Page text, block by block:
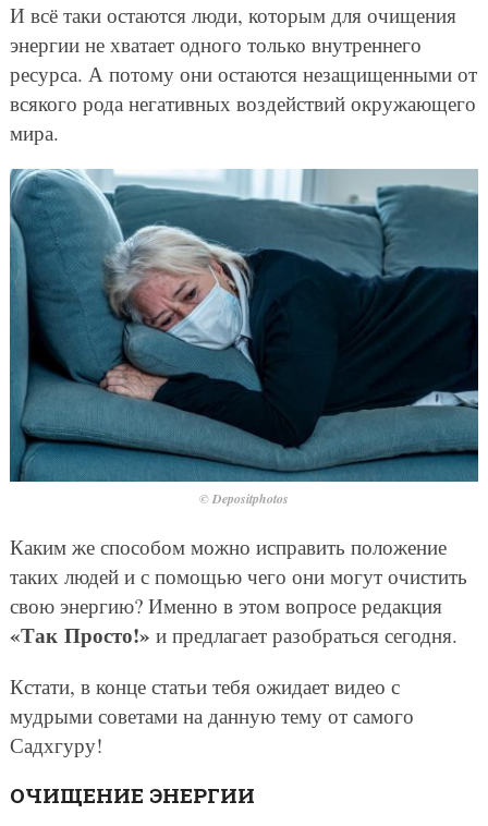
И всё таки остаются люди, которым для очищения
энергии не хватает одного только внутреннего
ресурса. А потому они остаются незащищенными от
всякого рода негативных воздействий окружающего
мира.
© Depositphotos
Каким же способом можно исправить положение
таких людей и с помощью чего они могут очистить
свою энергию? Именно в этом вопросе редакция
«Так Просто!» и предлагает разобраться сегодня.
Кстати, в конце статьи тебя ожидает видео с
мудрыми советами на данную тему от самого
Садхгуру!
ОЧИЩЕНИЕ ЭНЕРГИИ